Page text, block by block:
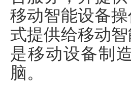
移动智能设备
式提供给移动
是移动设备制
脑。